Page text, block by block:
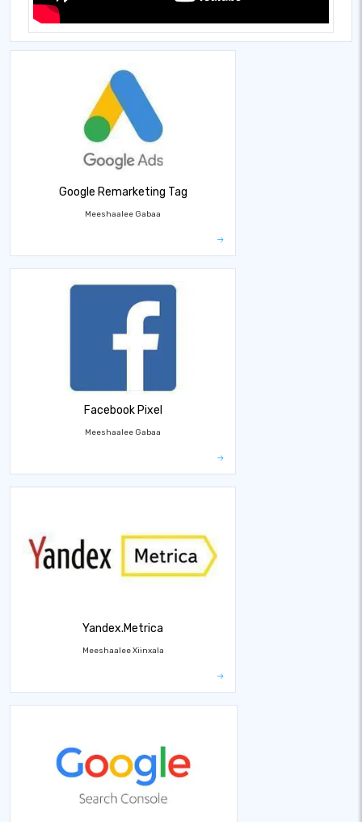
Google Remarketing Tag
Meeshaalee Gabaa
Facebook Pixel
Meeshaalee Gabaa
Yandex.Metrica
Meeshaalee Xiinxala